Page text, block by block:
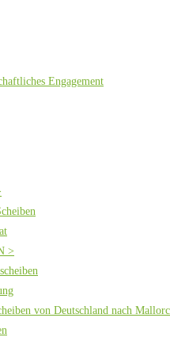
Engagement
>
von Deutschland nach